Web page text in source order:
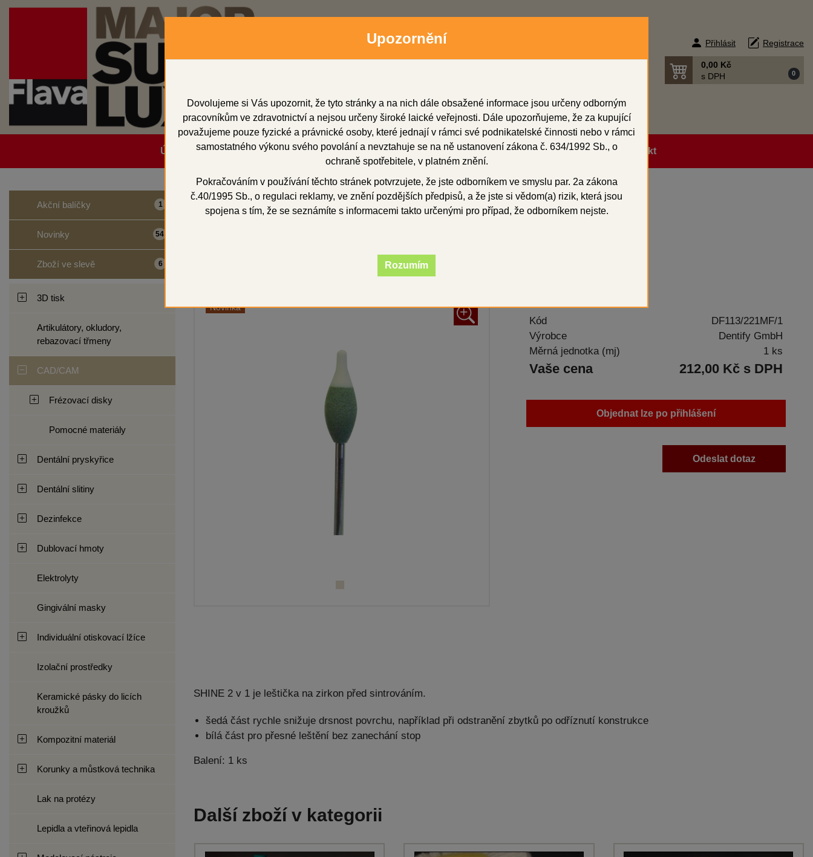
Přihlásit Registrace
0,00 Kč
s DPH
0
Úvodní strana Obchodní zástupci Soubory ke stažení O firmě Obchodní podmínky Kontakt
Akční balíčky 1
Novinky 54
Zboží ve slevě 6
3D tisk
Artikulátory, okludory,
rebazovací třmeny
CAD/CAM
Frézovací disky
Pomocné materiály
Dentální pryskyřice
Dentální slitiny
Dezinfekce
Dublovací hmoty
Elektrolyty
Gingivální masky
Individuální otiskovací lžíce
Izolační prostředky
Keramické pásky do licích
kroužků
Kompozitní materiál
Korunky a můstková technika
Lak na protézy
Lepidla a vteřinová lepidla
Domů CAD/CAM SHINE 2 v 1 leštička na zirkon
+
Novinka
Kód
DF113/221MF/1
Výrobce
Dentify GmbH
Měrná jednotka (mj)
1 ks
Vaše cena 212,00 Kč s DPH
Objednat lze po přihlášení
Odeslat dotaz
SHINE 2 v 1 je leštička na zirkon před sintrováním.
šedá část rychle snižuje drsnost povrchu, například při odstranění zbytků po odříznutí konstrukce
bílá část pro přesné leštění bez zanechání stop
Balení: 1 ks
Další zboží v kategorii
Upozornění
Dovolujeme si Vás upozornit, že tyto stránky a na nich dále obsažené informace jsou určeny odborným
pracovníkům ve zdravotnictví a nejsou určeny široké laické veřejnosti. Dále upozorňujeme, že za kupující
považujeme pouze fyzické a právnické osoby, které jednají v rámci své podnikatelské činnosti nebo v rámci
samostatného výkonu svého povolání a nevztahuje se na ně ustanovení zákona č. 634/1992 Sb., o
ochraně spotřebitele, v platném znění.
Pokračováním v používání těchto stránek potvrzujete, že jste odborníkem ve smyslu par. 2a zákona
č.40/1995 Sb., o regulaci reklamy, ve znění pozdějších předpisů, a že jste si vědom(a) rizik, která jsou
spojena s tím, že se seznámíte s informacemi takto určenými pro případ, že odborníkem nejste.
Rozumím